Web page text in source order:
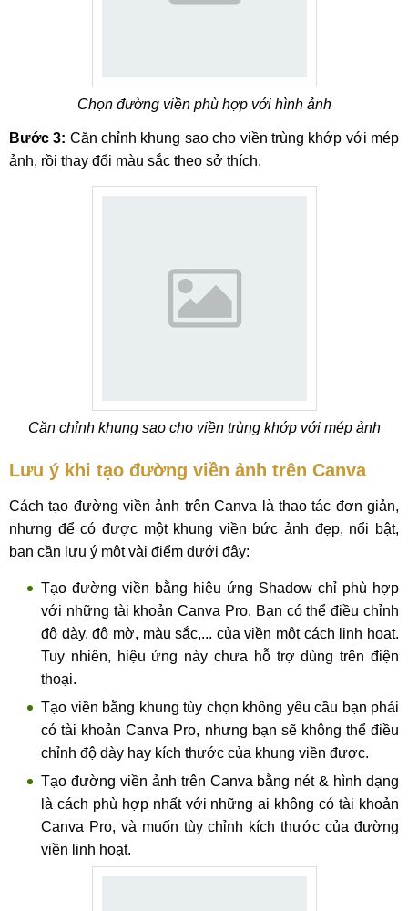
Chọn đường viền phù hợp với hình ảnh
Bước 3: Căn chỉnh khung sao cho viền trùng khớp với mép
ảnh, rồi thay đổi màu sắc theo sở thích.
Căn chỉnh khung sao cho viền trùng khớp với mép ảnh
Lưu ý khi tạo đường viền ảnh trên Canva
Cách tạo đường viền ảnh trên Canva là thao tác đơn giản,
nhưng để có được một khung viền bức ảnh đẹp, nổi bật,
bạn cần lưu ý một vài điểm dưới đây:
Tạo đường viền bằng hiệu ứng Shadow chỉ phù hợp
với những tài khoản Canva Pro. Bạn có thể điều chỉnh
độ dày, độ mờ, màu sắc,... của viền một cách linh hoạt.
Tuy nhiên, hiệu ứng này chưa hỗ trợ dùng trên điện
thoại.
Tạo viền bằng khung tùy chọn không yêu cầu bạn phải
có tài khoản Canva Pro, nhưng bạn sẽ không thể điều
chỉnh độ dày hay kích thước của khung viền được.
Tạo đường viền ảnh trên Canva bằng nét & hình dạng
là cách phù hợp nhất với những ai không có tài khoản
Canva Pro, và muốn tùy chỉnh kích thước của đường
viền linh hoạt.